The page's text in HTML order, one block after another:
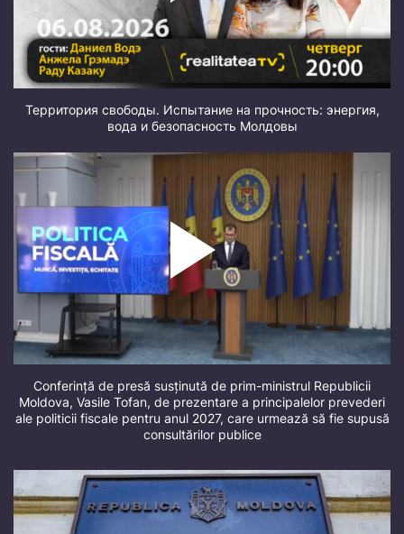
Территория свободы. Испытание на прочность: энергия,
вода и безопасность Молдовы
Conferință de presă susținută de prim-ministrul Republicii
Moldova, Vasile Tofan, de prezentare a principalelor prevederi
ale politicii fiscale pentru anul 2027, care urmează să fie supusă
consultărilor publice